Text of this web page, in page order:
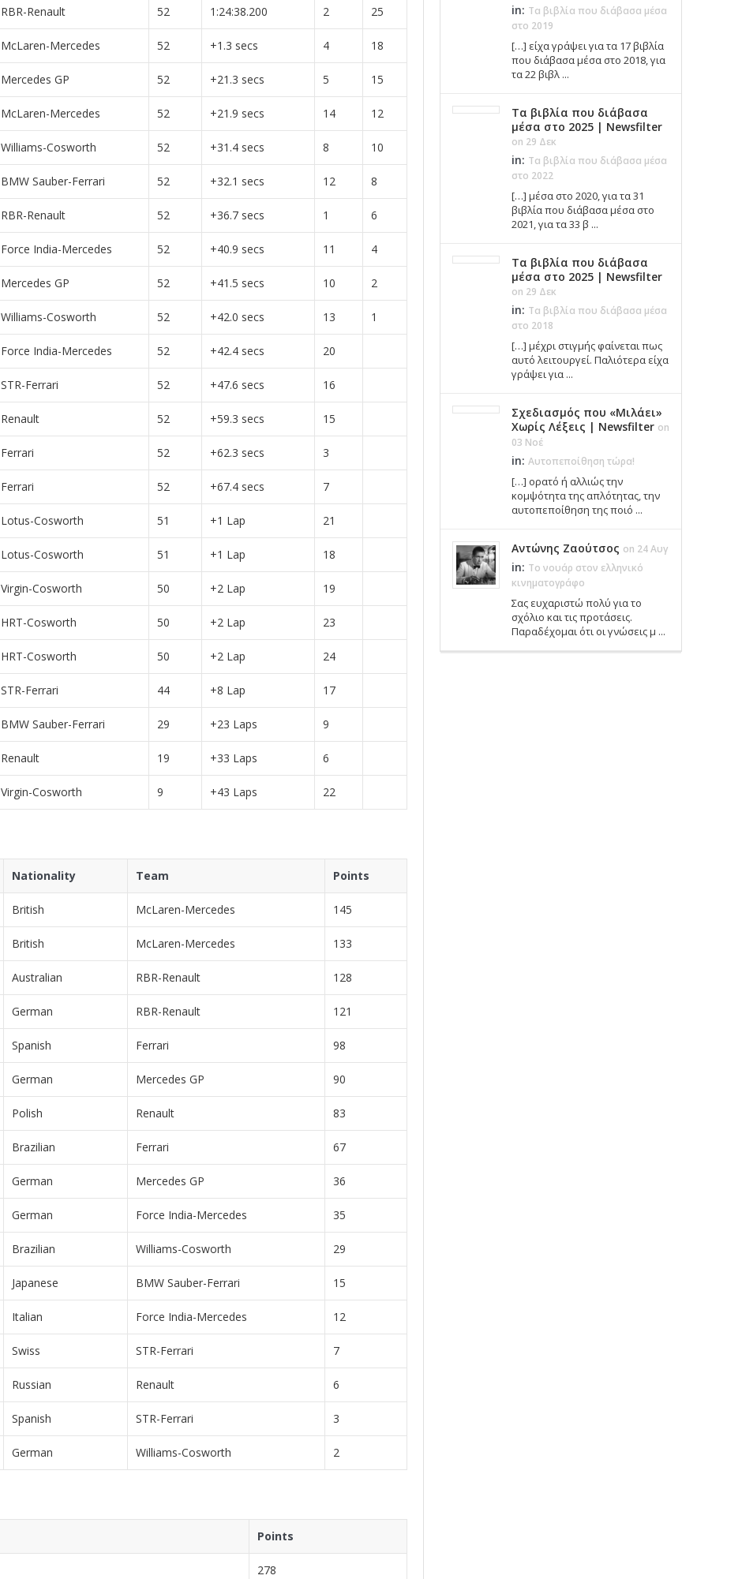
RBR-Renault 52 1:24:38.200 2 25
McLaren-Mercedes 52 +1.3 secs 4 18
Mercedes GP 52 +21.3 secs 5 15
McLaren-Mercedes 52 +21.9 secs 14 12
Williams-Cosworth 52 +31.4 secs 8 10
BMW Sauber-Ferrari 52 +32.1 secs 12 8
RBR-Renault 52 +36.7 secs 1 6
Force India-Mercedes 52 +40.9 secs 11 4
Mercedes GP 52 +41.5 secs 10 2
Williams-Cosworth 52 +42.0 secs 13 1
Force India-Mercedes 52 +42.4 secs 20
STR-Ferrari 52 +47.6 secs 16
Renault 52 +59.3 secs 15
Ferrari 52 +62.3 secs 3
Ferrari 52 +67.4 secs 7
Lotus-Cosworth 51 +1 Lap 21
Lotus-Cosworth 51 +1 Lap 18
Virgin-Cosworth 50 +2 Lap 19
HRT-Cosworth 50 +2 Lap 23
HRT-Cosworth 50 +2 Lap 24
STR-Ferrari 44 +8 Lap 17
BMW Sauber-Ferrari 29 +23 Laps 9
Renault 19 +33 Laps 6
Virgin-Cosworth 9 +43 Laps 22
Nationality Team Points
British McLaren-Mercedes 145
British McLaren-Mercedes 133
Australian RBR-Renault 128
German RBR-Renault 121
Spanish Ferrari 98
German Mercedes GP 90
Polish Renault 83
Brazilian Ferrari 67
German Mercedes GP 36
German Force India-Mercedes 35
Brazilian Williams-Cosworth 29
Japanese BMW Sauber-Ferrari 15
Italian Force India-Mercedes 12
Swiss STR-Ferrari 7
Russian Renault 6
Spanish STR-Ferrari 3
German Williams-Cosworth 2
Points
278
in: Τα βιβλία που διάβασα μέσα
στο 2019
[…] είχα γράψει για τα 17 βιβλία
που διάβασα μέσα στο 2018, για
τα 22 βιβλ ...
Τα βιβλία που διάβασα
μέσα στο 2025 | Newsfilter
on 29 Δεκ
in: Τα βιβλία που διάβασα μέσα
στο 2022
[…] μέσα στο 2020, για τα 31
βιβλία που διάβασα μέσα στο
2021, για τα 33 β ...
Τα βιβλία που διάβασα
μέσα στο 2025 | Newsfilter
on 29 Δεκ
in: Τα βιβλία που διάβασα μέσα
στο 2018
[…] μέχρι στιγμής φαίνεται πως
αυτό λειτουργεί. Παλιότερα είχα
γράψει για ...
Σχεδιασμός που «Μιλάει»
Χωρίς Λέξεις | Newsfilter on
03 Νοέ
in: Αυτοπεποίθηση τώρα!
[…] ορατό ή αλλιώς την
κομψότητα της απλότητας, την
αυτοπεποίθηση της ποιό ...
Αντώνης Ζαούτσος on 24 Αυγ
in: Το νουάρ στον ελληνικό
κινηματογράφο
Σας ευχαριστώ πολύ για το
σχόλιο και τις προτάσεις.
Παραδέχομαι ότι οι γνώσεις μ ...